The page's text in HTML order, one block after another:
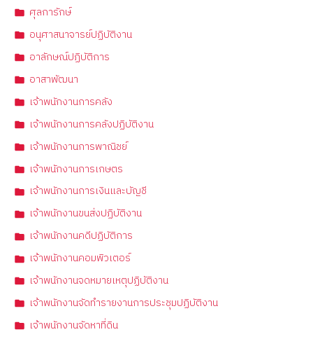
ศุลการักษ์
อนุศาสนาจารย์ปฏิบัติงาน
อาลักษณ์ปฏิบัติการ
อาสาพัฒนา
เจ้าพนักงานการคลัง
เจ้าพนักงานการคลังปฏิบัติงาน
เจ้าพนักงานการพาณิชย์
เจ้าพนักงานการเกษตร
เจ้าพนักงานการเงินและบัญชี
เจ้าพนักงานขนส่งปฏิบัติงาน
เจ้าพนักงานคดีปฏิบัติการ
เจ้าพนักงานคอมพิวเตอร์
เจ้าพนักงานจดหมายเหตุปฏิบัติงาน
เจ้าพนักงานจัดทำรายงานการประชุมปฏิบัติงาน
เจ้าพนักงานจัดหาที่ดิน